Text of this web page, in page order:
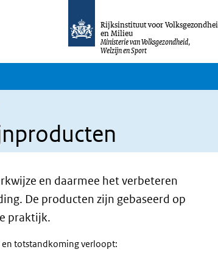
Rijksinstituut voor
en Milieu
Ministerie van Volksgezondheid,
Welzijn en Sport
en daarmee het verbeteren
De producten zijn gebaseerd op
praktijk.
totstandkoming verloopt: